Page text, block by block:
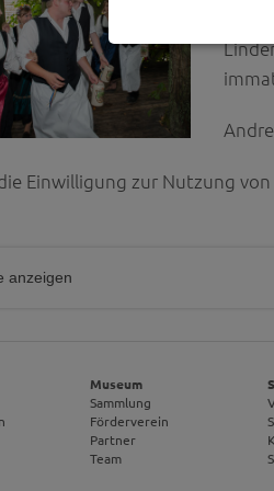
Diese Cookies
gespeichert.
Statistik
werden
die Funktion
Optional sind
sein oder auch
Einwilligung zur Nutzung
anzeigen
Museum
Sammlung
Förderverein
Partner
Team